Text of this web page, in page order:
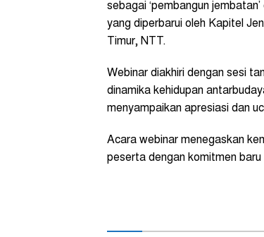
sebagai ‘pembangun
yang diperbarui oleh Kapitel
Timur, NTT.
Webinar diakhiri dengan sesi
dinamika kehidupan
menyampaikan apresiasi dan
Acara webinar menegaskan
peserta dengan komitmen